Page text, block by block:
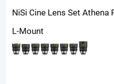
NiSi Cine Lens Set
L-Mount